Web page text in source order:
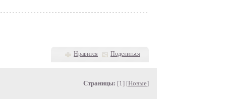
Нравится Поделиться
Страницы: [1] [Новые]